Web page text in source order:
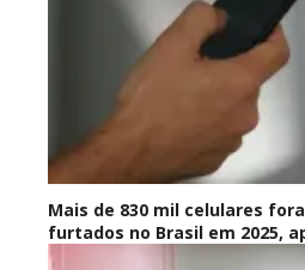
Mais de 830 mil celulares
furtados no Brasil em 2025,